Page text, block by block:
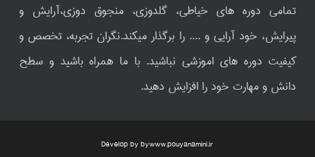
تمامی دوره های خیاطی، گلدوزی، منجوق دوزی،آرایش و
پیرایش، خود آرایی و .... را برگذار میکند.نگران تجربه، تخصص و
کیفیت دوره های اموزشی نباشید. با ما همراه باشید و سطح
دانش و مهارت خود را افزایش دهید.
Develop by bywww.pouyanamini.ir